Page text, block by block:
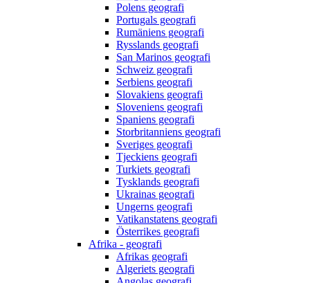
Polens geografi
Portugals geografi
Rumäniens geografi
Rysslands geografi
San Marinos geografi
Schweiz geografi
Serbiens geografi
Slovakiens geografi
Sloveniens geografi
Spaniens geografi
Storbritanniens geografi
Sveriges geografi
Tjeckiens geografi
Turkiets geografi
Tysklands geografi
Ukrainas geografi
Ungerns geografi
Vatikanstatens geografi
Österrikes geografi
Afrika - geografi
Afrikas geografi
Algeriets geografi